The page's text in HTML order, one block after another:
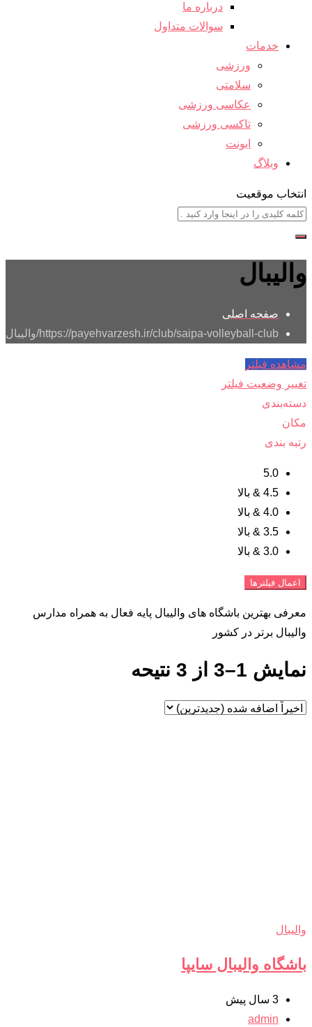
درباره ما
سوالات متداول
خدمات
ورزشی
سلامتی
عکاسی ورزشی
تاکسی ورزشی
ایونت
وبلاگ
انتخاب موقعیت
والیبال
صفحه اصلی
https://payehvarzesh.ir/club/saipa-volleyball-club/ والیبال
مشاهده فیلتر
تغییر وضعیت فیلتر
دسته‌بندی
مکان
رتبه بندی
5.0
4.5 & بالا
4.0 & بالا
3.5 & بالا
3.0 & بالا
اعمال فیلترها
معرفی بهترین باشگاه های والیبال پایه فعال به همراه مدارس
والیبال برتر در کشور
نمایش 1–3 از 3 نتیحه
والیبال
باشگاه والیبال سایپا
3 سال پیش
admin